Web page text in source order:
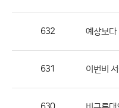
공
632 예상보다
631 이번비